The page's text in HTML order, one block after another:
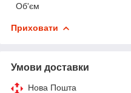
Об'єм
Приховати
Умови доставки
Нова Пошта